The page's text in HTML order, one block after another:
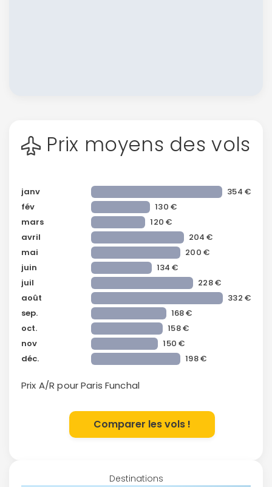
Prix moyens des vols
janv
354 €
fév
130 €
mars
120 €
avril
204 €
mai
200 €
juin
134 €
juil
228 €
août
332 €
sep.
168 €
oct.
158 €
nov
150 €
déc.
198 €
Prix A/R pour Paris Funchal
Comparer les vols !
Destinations